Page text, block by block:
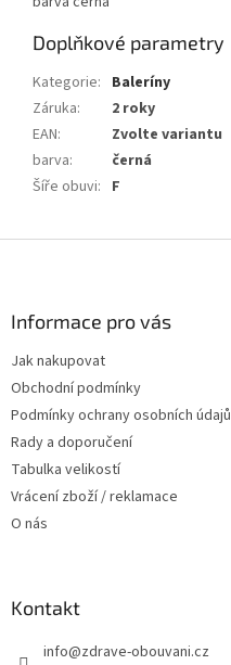
Doplňkové parametry
Kategorie: Baleríny
Záruka:
2 roky
EAN:
Zvolte variantu
barva:
černá
Šíře obuvi: F
Informace pro vás
Jak nakupovat
Obchodní podmínky
Podmínky ochrany osobních údajů
Rady a doporučení
Tabulka velikostí
Vrácení zboží / reklamace
O nás
Kontakt
info@zdrave-obouvani.cz